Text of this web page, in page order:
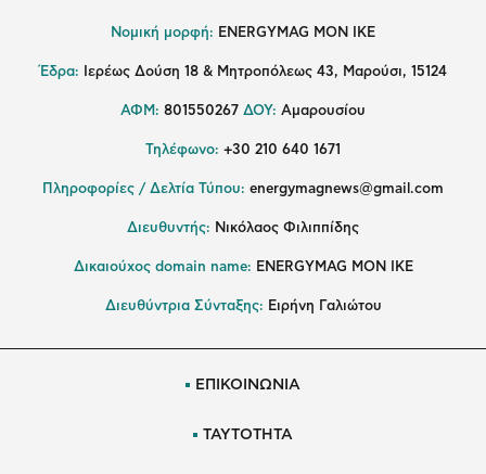
Νομική μορφή: ENERGYMAG MON IKE
Έδρα: Ιερέως Δούση 18 & Μητροπόλεως 43, Μαρούσι, 15124
ΑΦΜ: 801550267 ΔΟΥ: Αμαρουσίου
Τηλέφωνο: +30 210 640 1671
Πληροφορίες / Δελτία Τύπου: energymagnews@gmail.com
Διευθυντής: Νικόλαος Φιλιππίδης
Δικαιούχος domain name: ENERGYMAG ΜΟΝ ΙΚΕ
Διευθύντρια Σύνταξης: Ειρήνη Γαλιώτου
ΕΠΙΚΟΙΝΩΝΙΑ
ΤΑΥΤΟΤΗΤΑ